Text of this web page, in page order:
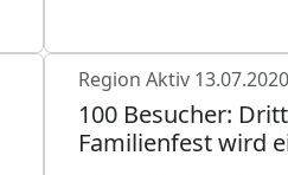
Region Aktiv
100 Besucher:
Familienfest wird